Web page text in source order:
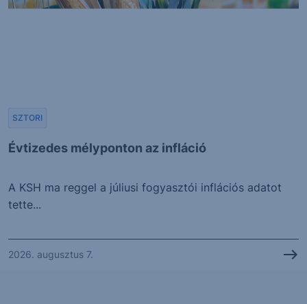
Évtizedes mélyponton az infláció
SZTORI
A KSH ma reggel a júliusi fogyasztói inflációs adatot
tette...
2026. augusztus 7.